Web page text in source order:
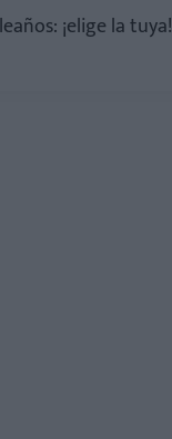
¡elige la tuya!